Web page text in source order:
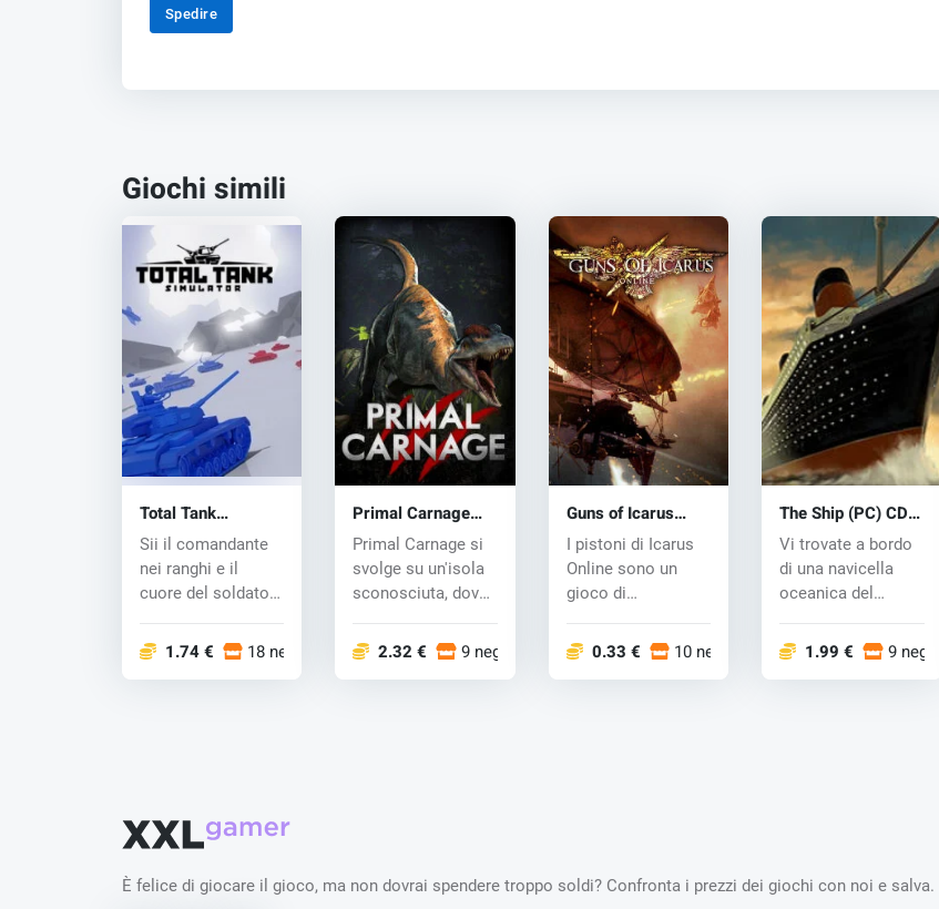
Spedire
Giochi simili
Total Tank
Simulator (PC) key
Sii il comandante
nei ranghi e il
cuore del soldato.
e d...1.74 € 18 negozi
Primal Carnage
(PC) CD key
Primal Carnage si
svolge su un'isola
sconosciuta, dove
2.32 € 9 negozi
Guns of Icarus
Online (PC) CD key
I pistoni di Icarus
Online sono un
gioco di
multiplayer dove...
0.33 € 10 negozi
The Ship (PC) CD
key
Vi trovate a bordo
di una navicella
oceanica del
sperimente...
1.99 € 9 negozi
È felice di giocare il gioco, ma non dovrai spendere troppo soldi? Confronta i prezzi dei giochi con noi e salva.